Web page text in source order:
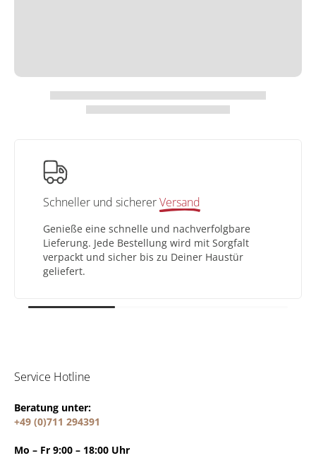
und sichererVersand
eine schnelle und nachverfolgbare
Jede Bestellung wird mit Sorgfalt
und sicher bis zu Deiner Haustür
Service Hotline
Beratung unter:
+49 (0)711 294391
Mo – Fr 9:00 – 18:00 Uhr